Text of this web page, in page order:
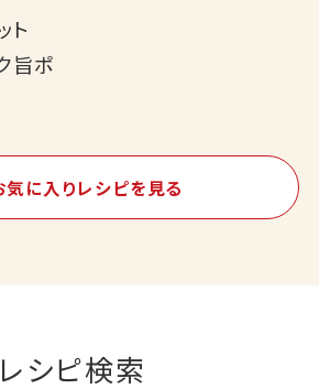
ト
旨ポ
気に入りレシピを見る
レシピ検索